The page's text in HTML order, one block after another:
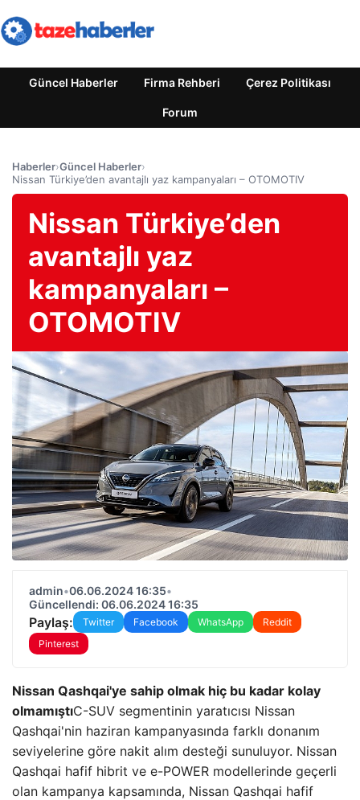
Güncel Haberler Firma Rehberi Çerez Politikası
Forum
Haberler›Güncel Haberler›
Nissan Türkiye’den avantajlı yaz kampanyaları – OTOMOTIV
Nissan Türkiye’den
avantajlı yaz
kampanyaları –
OTOMOTIV
admin•06.06.2024 16:35•
Güncellendi: 06.06.2024 16:35
Paylaş: Twitter Facebook WhatsApp
Reddit
Pinterest
Nissan Qashqai'ye sahip olmak hiç bu kadar kolay
olmamıştıC-SUV segmentinin yaratıcısı Nissan
Qashqai'nin haziran kampanyasında farklı donanım
seviyelerine göre nakit alım desteği sunuluyor. Nissan
Qashqai hafif hibrit ve e-POWER modellerinde geçerli
olan kampanya kapsamında, Nissan Qashqai hafif